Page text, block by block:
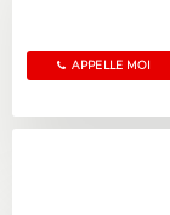
APPELLE MOI